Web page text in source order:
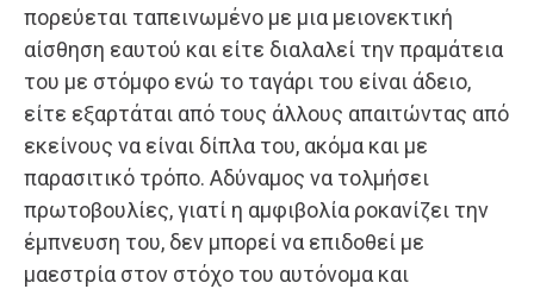
πορεύεται ταπεινωμένο με μια μειονεκτική
αίσθηση εαυτού και είτε διαλαλεί την πραμάτεια
του με στόμφο ενώ το ταγάρι του είναι άδειο,
είτε εξαρτάται από τους άλλους απαιτώντας από
εκείνους να είναι δίπλα του, ακόμα και με
παρασιτικό τρόπο. Αδύναμος να τολμήσει
πρωτοβουλίες, γιατί η αμφιβολία ροκανίζει την
έμπνευση του, δεν μπορεί να επιδοθεί με
μαεστρία στον στόχο του αυτόνομα και